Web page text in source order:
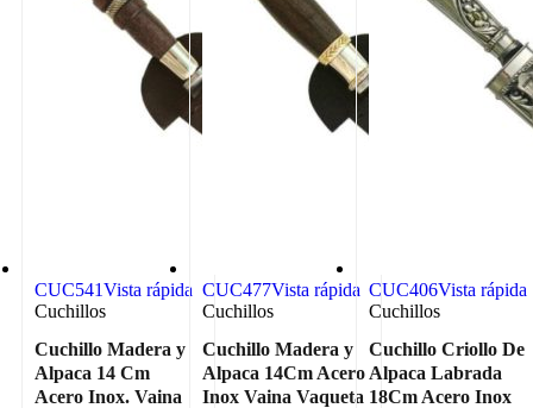
CUC541Vista rápida
Cuchillos
Cuchillo Madera y
Alpaca 14 Cm
Acero Inox. Vaina
CUC477Vista rápida
Cuchillos
Cuchillo Madera y
Alpaca 14Cm Acero
Inox Vaina Vaqueta
CUC406Vista rápida
Cuchillos
Cuchillo Criollo De
Alpaca Labrada
18Cm Acero Inox